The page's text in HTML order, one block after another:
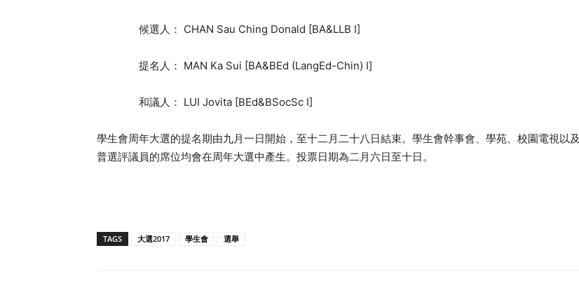
候選人： CHAN Sau Ching Donald [BA&LLB I]
提名人： MAN Ka Sui [BA&BEd (LangEd-Chin) I]
和議人： LUI Jovita [BEd&BSocSc I]
學生會周年大選的提名期由九月一日開始，至十二月二十八日結束。學生會幹事會、學苑、校園電視以及
普選評議員的席位均會在周年大選中產生。投票日期為二月六日至十日。
TAGS 大選2017 學生會 選舉